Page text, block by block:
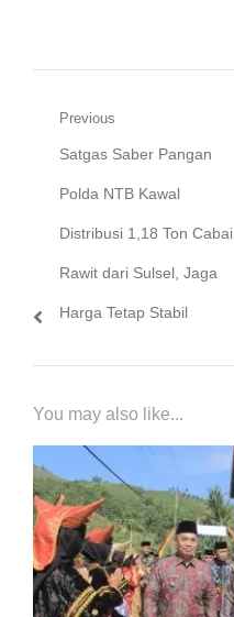
Navigasi
pos
Previous
Previous
post:
Satgas Saber Pangan
Polda NTB Kawal
Distribusi 1,18 Ton Cabai
Rawit dari Sulsel, Jaga
Harga Tetap Stabil
You may also like...